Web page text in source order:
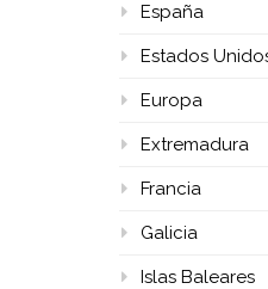
España
Estados
Europa
Extremadura
Francia
Galicia
Islas Baleares